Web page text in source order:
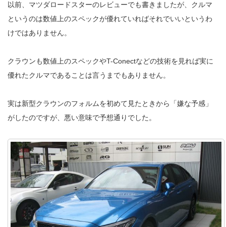
以前、マツダロードスターのレビューでも書きましたが、クルマ
というのは数値上のスペックが優れていればそれでいいというわ
けではありません。
クラウンも数値上のスペックやT-Conectなどの技術を見れば実に
優れたクルマであることは言うまでもありません。
実は新型クラウンのフォルムを初めて見たときから「嫌な予感」
がしたのですが、悪い意味で予想通りでした。